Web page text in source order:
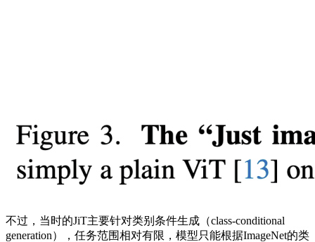
不过，当时的JiT主要针对类别条件生成（class-conditional
generation），任务范围相对有限，模型只能根据ImageNet的类